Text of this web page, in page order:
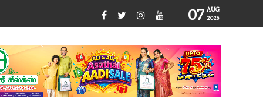
07 AUG
2026